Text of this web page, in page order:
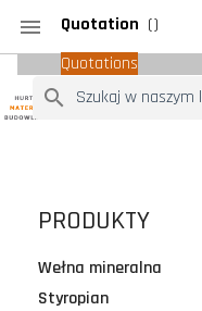
 Quotation ()
Quotations
search
PRODUKTY
Wełna mineralna
Styropian